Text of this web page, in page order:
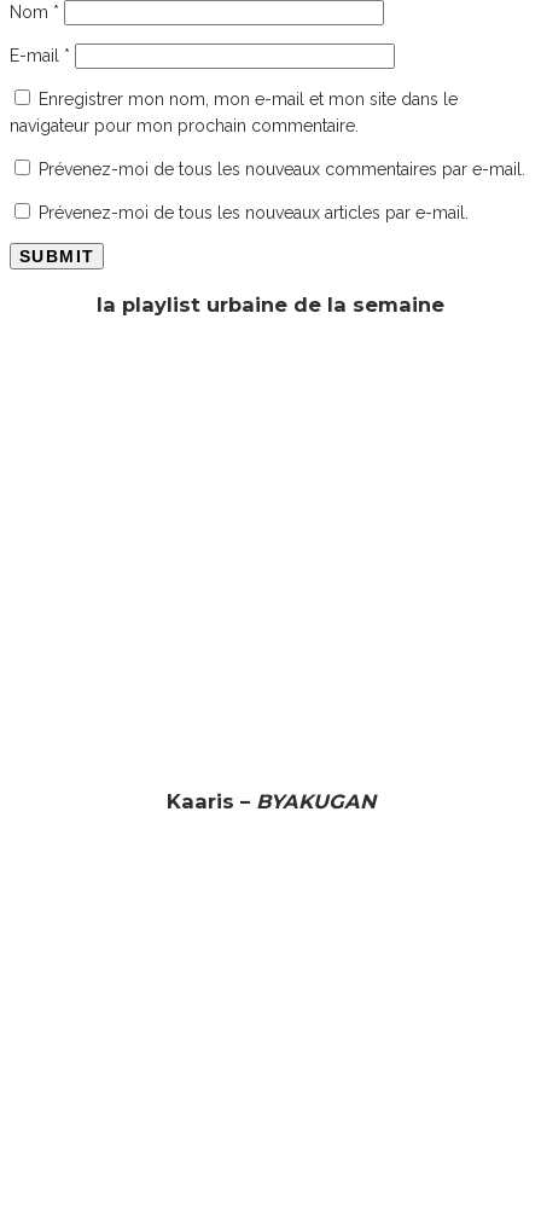
Nom *
E-mail *
Enregistrer mon nom, mon e-mail et mon site dans le
navigateur pour mon prochain commentaire.
Prévenez-moi de tous les nouveaux commentaires par e-mail.
Prévenez-moi de tous les nouveaux articles par e-mail.
la playlist urbaine de la semaine
Kaaris – BYAKUGAN